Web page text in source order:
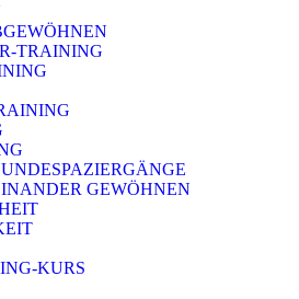
TRAINING
GEWÖHNEN
KURS